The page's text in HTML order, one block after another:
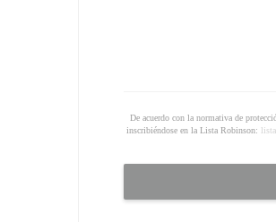
De acuerdo con la normativa de
inscribiéndose en la Lista Robinson: